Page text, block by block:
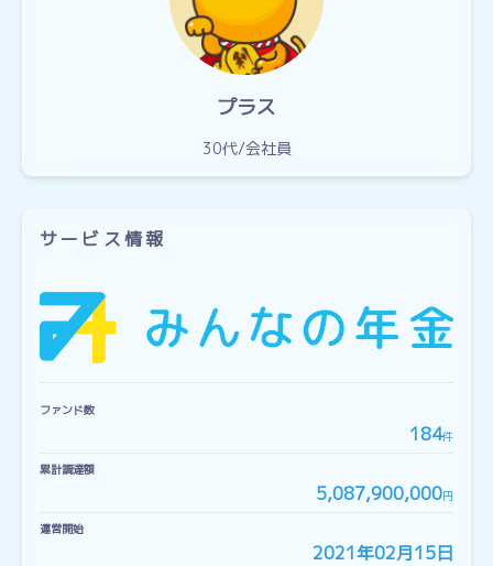
プラス
30代 会社員
サービス情報
ファンド数
184件
累計調達額
5,087,900,000円
運営開始
2021年02月15日